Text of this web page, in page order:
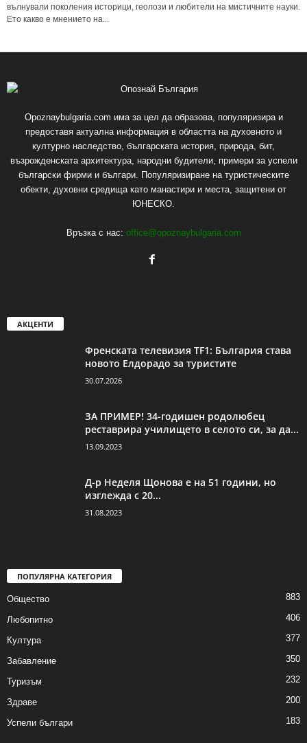
вълнували поколения историци, геолози и любители на мистичните науки.
Ето какво е мнението на...
Opoznaybulgaria.com има за цел да образова, популяризира и
предоставя актуална информация в областта на духовното и
културно наследство, българската история, природа, бит,
възрожденската архитектура, народни будители, примери за успели
български фирми и българи. Популяризиране на туристическите
обекти, духовни средища като манастири и места, защитени от
ЮНЕСКО.
Връзка с нас: office@opoznaybulgaria.com
АКЦЕНТИ
Френската телевизия TF1: България става
новото Елдорадо за туристите
30.07.2026
ЗА ПРИМЕР! 34-годишен родолюбец
реставрира училището в селото си, за да...
13.09.2023
Д-р Неделя Щонова е на 51 години, но
изглежда с 20...
31.08.2023
ПОПУЛЯРНА КАТЕГОРИЯ
Общество 883
Любопитно 406
Култура 377
Забавление 350
Туризъм 232
Здраве 200
Успели българи 183